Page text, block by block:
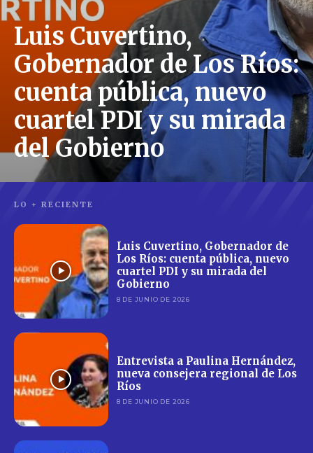
Luis Cuvertino,
Gobernador de Los Ríos:
cuenta pública, nuevo
cuartel PDI y su mirada
del Gobierno
LO + RECIENTE
Luis Cuvertino, Gobernador de
Los Ríos: cuenta pública, nuevo
cuartel PDI y su mirada del
Gobierno
8 DE JUNIO DE 2026
Entrevista a Paulina Hernández,
nueva consejera regional de Los
Ríos
8 DE JUNIO DE 2026